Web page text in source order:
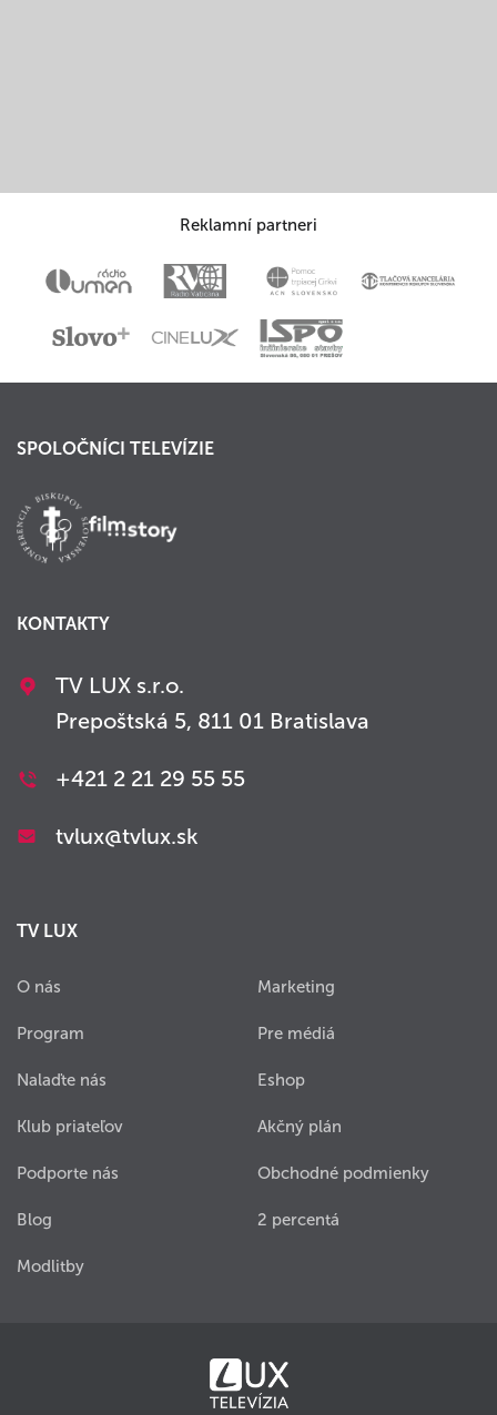
Reklamní partneri
SPOLOČNÍCI TELEVÍZIE
KONTAKTY
TV LUX s.r.o.
Prepoštská 5, 811 01 Bratislava
+421 2 21 29 55 55
tvlux@tvlux.sk
TV LUX
O nás
Program
Nalaďte nás
Klub priateľov
Podporte nás
Blog
Modlitby
Marketing
Pre médiá
Eshop
Akčný plán
Obchodné podmienky
2 percentá